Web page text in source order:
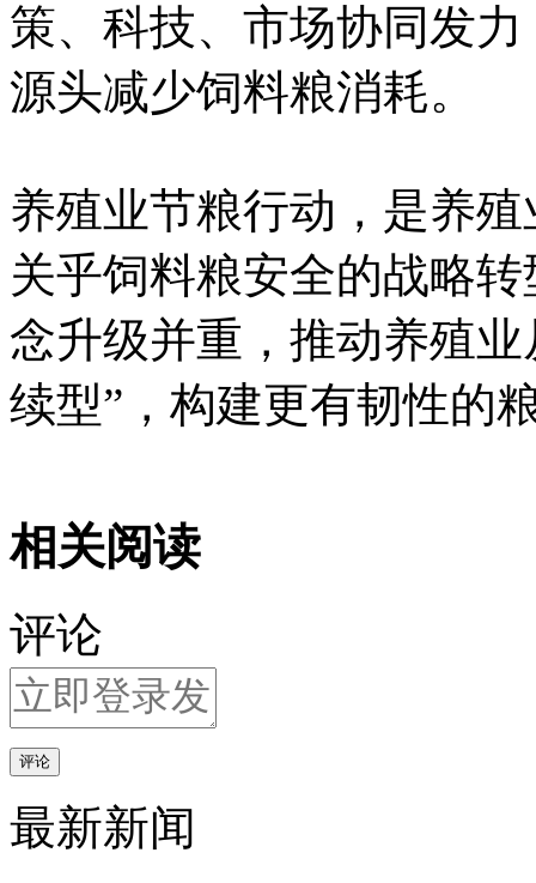
策、科技、市场协同发
源头减少饲料粮消耗。
养殖业节粮行动，是养
关乎饲料粮安全的战略
念升级并重，推动养殖
续型”，构建更有韧性的
相关阅读
评论
评论
最新新闻